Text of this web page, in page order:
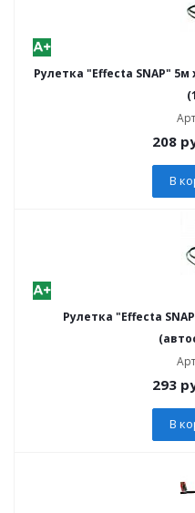
Рулетка "Effecta SNAP"
208
В
Рулетка "Effecta
293
В